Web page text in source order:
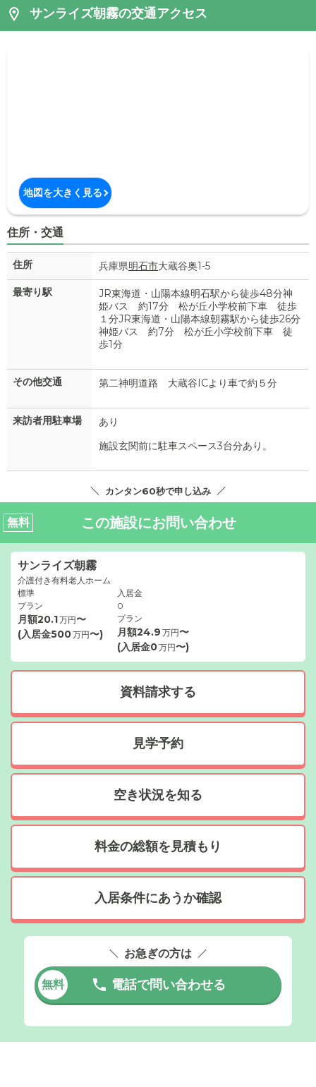
サンライズ朝霧の交通アクセス
地図を大きく見る
住所・交通
住所 兵庫県明石市大蔵谷奥1-5
最寄り駅
JR東海道・山陽本線明石駅から徒歩48分神
姫バス 約17分 松が丘小学校前下車 徒歩
１分JR東海道・山陽本線朝霧駅から徒歩26分
神姫バス 約7分 松が丘小学校前下車 徒
歩1分
その他交通 第二神明道路 大蔵谷ICより車で約５分
来訪者用駐車場
あり
施設玄関前に駐車スペース3台分あり。
カンタン60秒で申し込み
無料 この施設にお問い合わせ
サンライズ朝霧
介護付き有料老人ホーム
標準
プラン
月額20.1万円〜
(入居金500万円〜)
入居金
0
プラン
月額24.9 万円〜
(入居金0万円〜)
資料請求する
見学予約
空き状況を知る
料金の総額を見積もり
入居条件にあうか確認
お急ぎの方は
無料 電話で問い合わせる